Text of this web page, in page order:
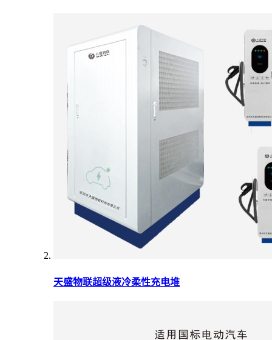
天盛物联超级液冷柔性充电堆